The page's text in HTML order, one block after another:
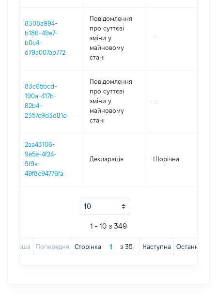
8308a994-
b186-49e7-
b0c4-
d79a007ab772
Повідомлення
про суттєві
зміни y
майновому
стані
-
83c65bcd-
190a-417b-
82b4-
2357c9d3d81d
Повідомлення
про суттєві
зміни y
майновому
стані
-
2aa43106-
9e5e-4f24-
9f9a-
49f8c94776fa
Декларація Щорічна
1 - 10 з 349
Перша Попередня Сторінка з 35 Наступна Остання